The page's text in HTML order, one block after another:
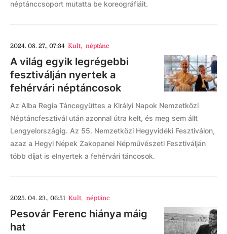
néptánccsoport mutatta be koreográfiáit.
2024. 08. 27., 07:34 Kult, néptánc
A világ egyik legrégebbi
fesztiválján nyertek a
fehérvári néptáncosok
Az Alba Regia Táncegyüttes a Királyi Napok Nemzetközi
Néptáncfesztivál után azonnal útra kelt, és meg sem állt
Lengyelországig. Az 55. Nemzetközi Hegyvidéki Fesztiválon,
azaz a Hegyi Népek Zakopanei Népművészeti Fesztiválján
több díjat is elnyertek a fehérvári táncosok.
2025. 04. 23., 06:51 Kult, néptánc
Pesovár Ferenc hiánya máig
hat